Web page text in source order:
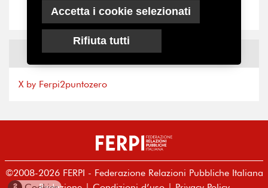
NewsX
X by Ferpi2puntozero
©2008-2026 FERPI - Federazione Relazioni Pubbliche Italiana
Accetta i cookie selezionati
Rifiuta tutti